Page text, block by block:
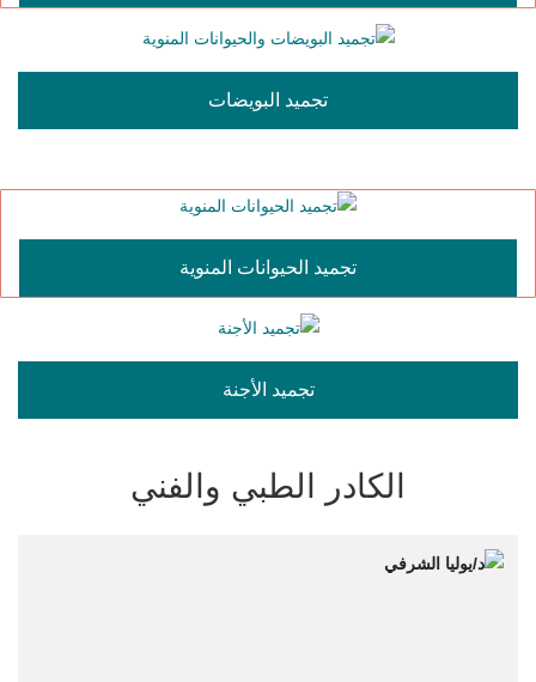
تجميد البويضات
تجميد الحيوانات المنوية
تجميد الأجنة
الكادر الطبي والفني